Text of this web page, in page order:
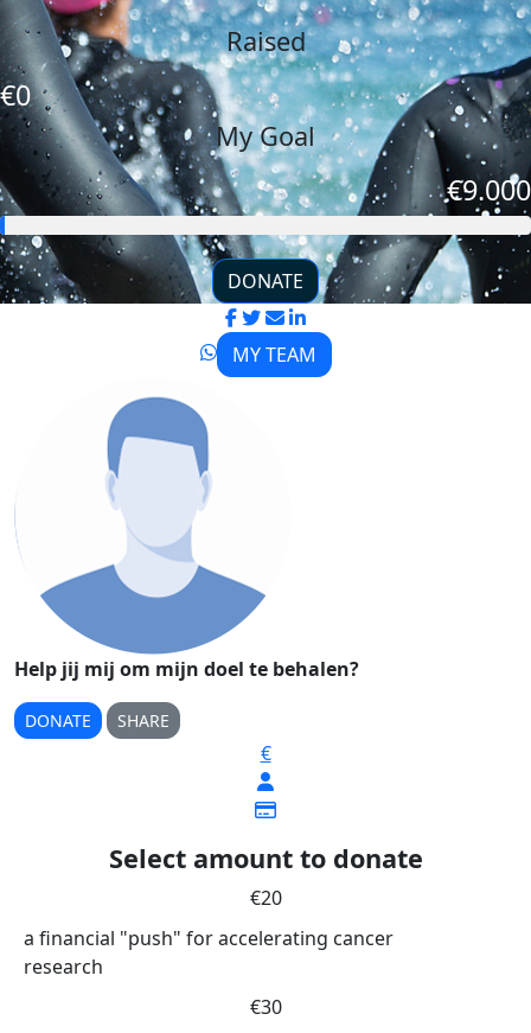
Raised
€0
My Goal
€9.000
DONATE
MY TEAM
Help jij mij om mijn doel te behalen?
DONATE SHARE
€
Select amount to donate
€20
a financial "push" for accelerating cancer
research
€30